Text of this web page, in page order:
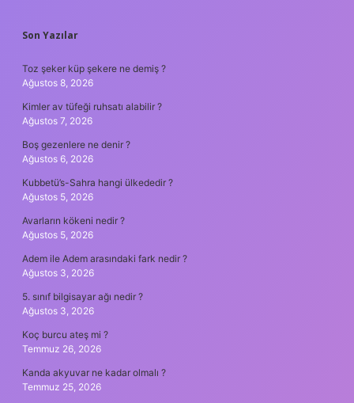
SIDEBAR
Son Yazılar
Toz şeker küp şekere ne demiş ?
Ağustos 8, 2026
Kimler av tüfeği ruhsatı alabilir ?
Ağustos 7, 2026
Boş gezenlere ne denir ?
Ağustos 6, 2026
Kubbetü’s-Sahra hangi ülkededir ?
Ağustos 5, 2026
Avarların kökeni nedir ?
Ağustos 5, 2026
Adem ile Adem arasındaki fark nedir ?
Ağustos 3, 2026
5. sınıf bilgisayar ağı nedir ?
Ağustos 3, 2026
Koç burcu ateş mi ?
Temmuz 26, 2026
Kanda akyuvar ne kadar olmalı ?
Temmuz 25, 2026